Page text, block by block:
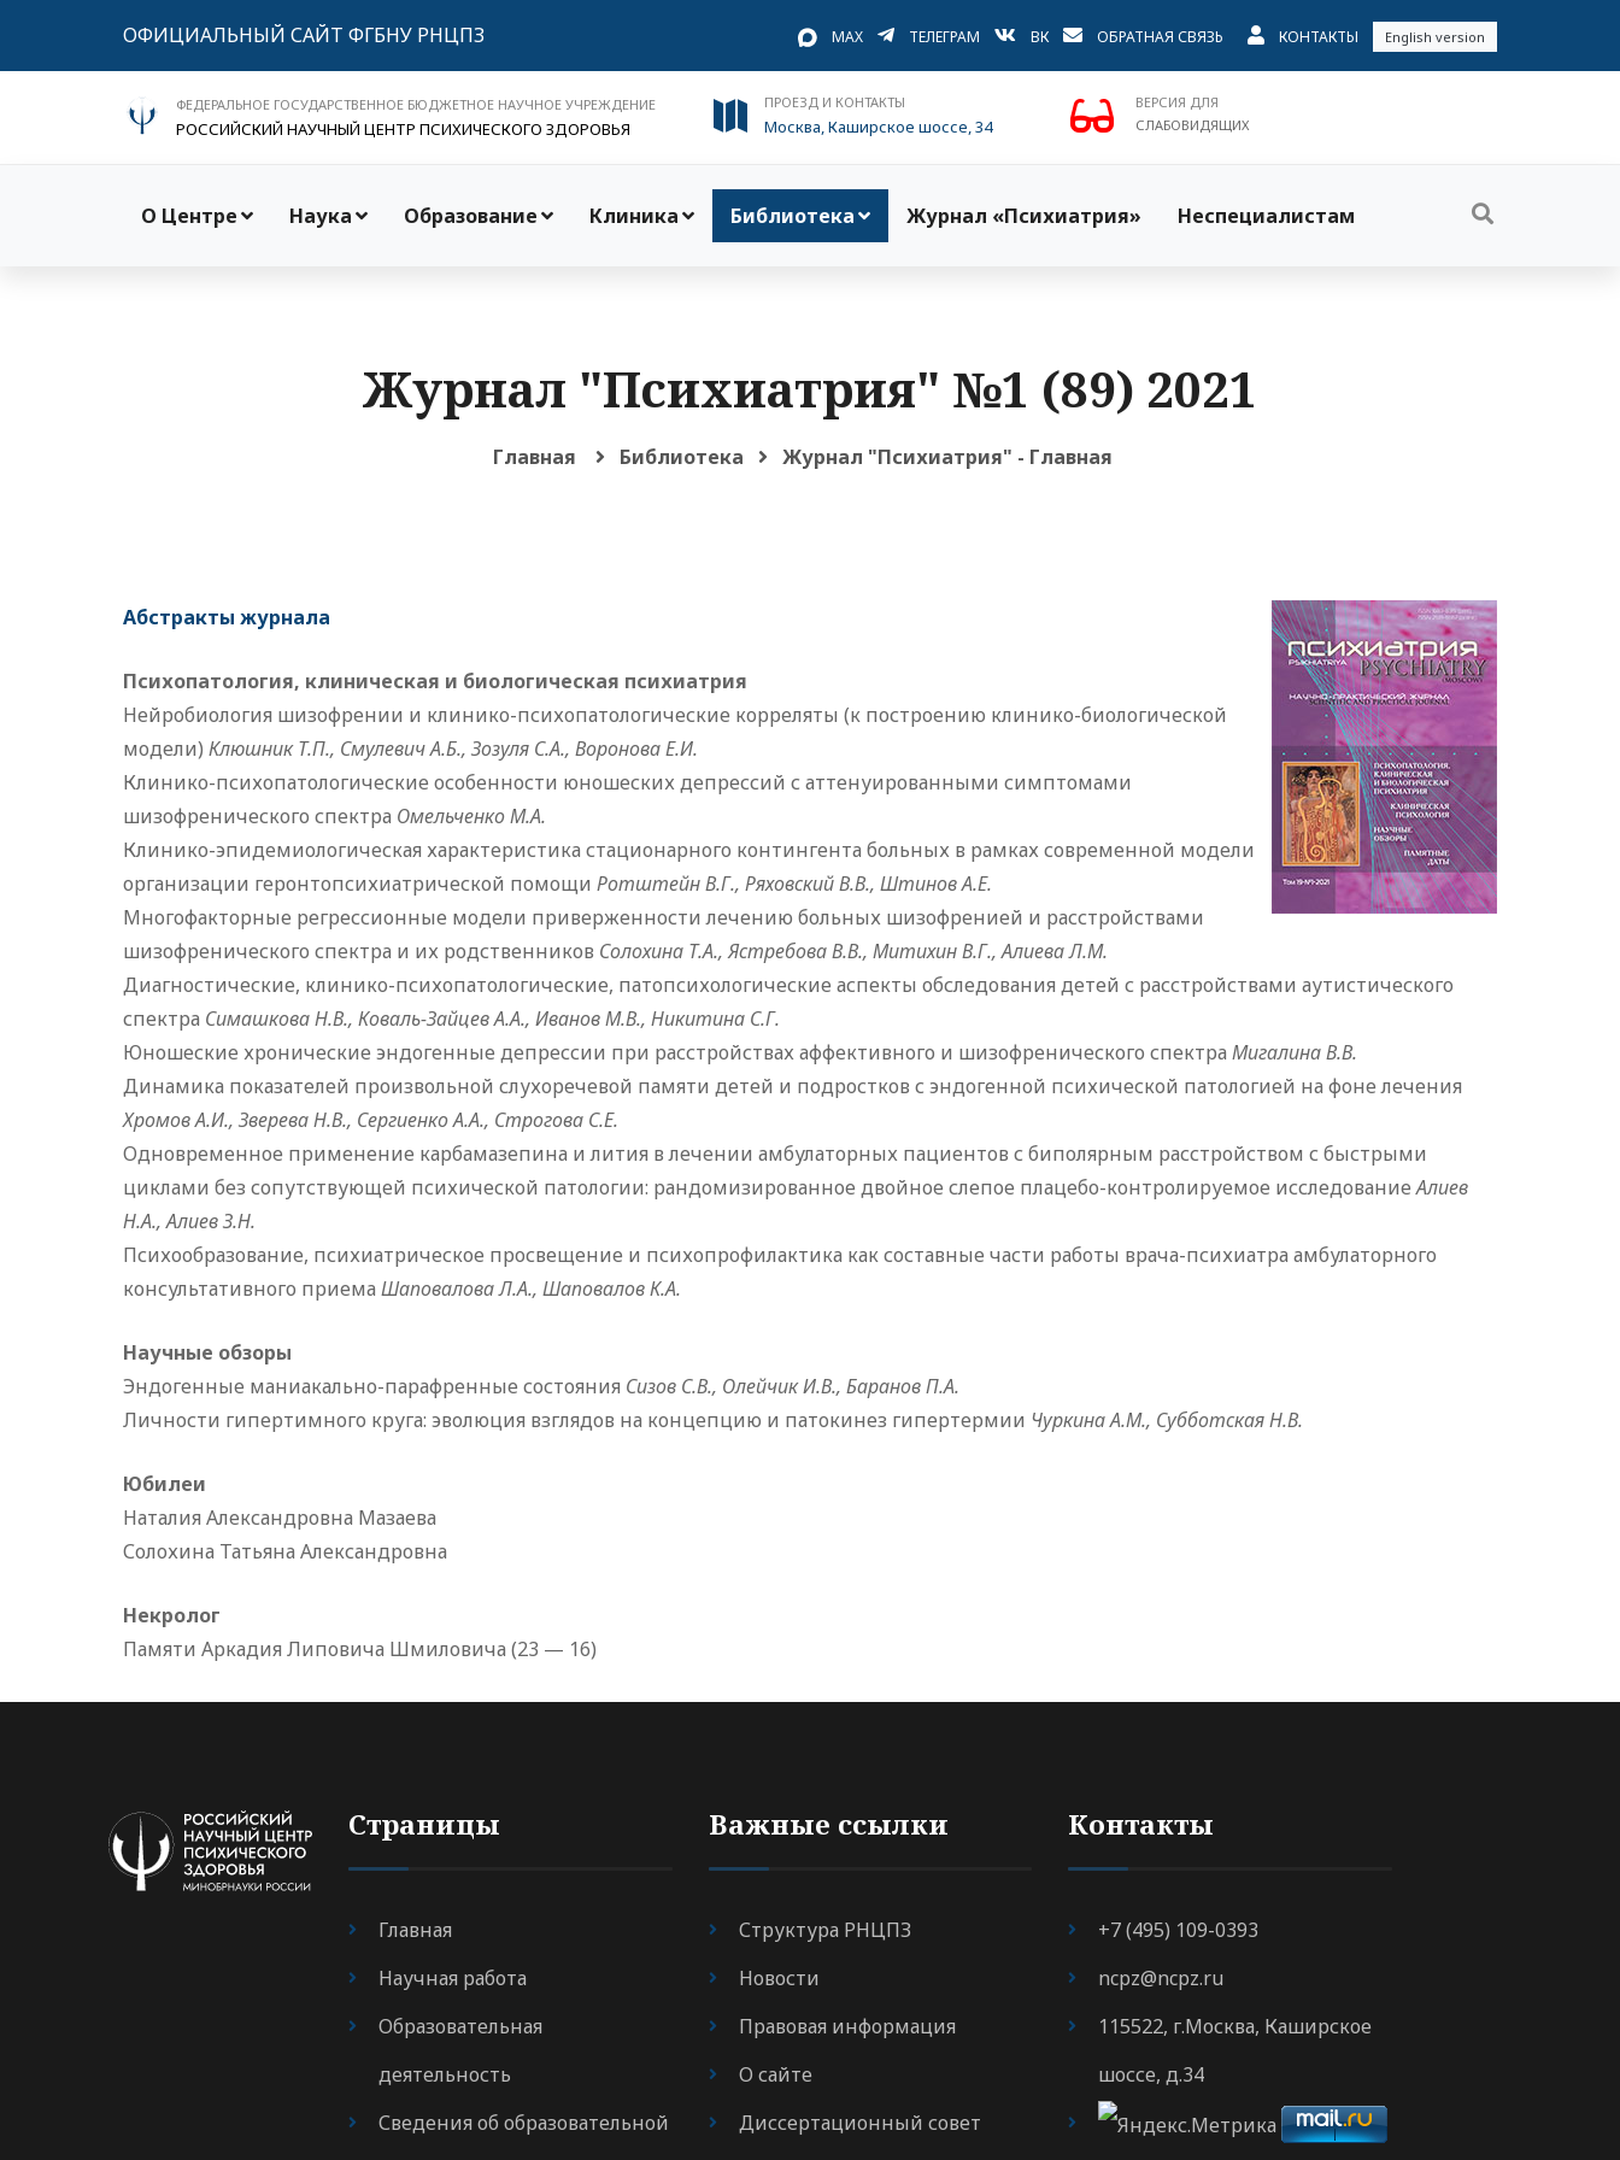
ОФИЦИАЛЬНЫЙ САЙТ ФГБНУ РНЦПЗ MAX ТЕЛЕГРАМ ВК ОБРАТНАЯ СВЯЗЬ КОНТАКТЫ English version
ФЕДЕРАЛЬНОЕ ГОСУДАРСТВЕННОЕ БЮДЖЕТНОЕ НАУЧНОЕ УЧРЕЖДЕНИЕ
РОССИЙСКИЙ НАУЧНЫЙ ЦЕНТР ПСИХИЧЕСКОГО ЗДОРОВЬЯ
ПРОЕЗД И КОНТАКТЫ
Москва, Каширское шоссе, 34
ВЕРСИЯ ДЛЯ
СЛАБОВИДЯЩИХ
О Центре Наука Образование Клиника Библиотека Журнал «Психиатрия» Неспециалистам
Журнал "Психиатрия" №1 (89) 2021
Главная Библиотека Журнал "Психиатрия" - Главная
Абстракты журнала
Психопатология, клиническая и биологическая психиатрия
Нейробиология шизофрении и клинико-психопатологические корреляты (к построению клинико-биологической
модели) Клюшник Т.П., Смулевич А.Б., Зозуля С.А., Воронова Е.И.
Клинико-психопатологические особенности юношеских депрессий с аттенуированными симптомами
шизофренического спектра Омельченко М.А.
Клинико-эпидемиологическая характеристика стационарного контингента больных в рамках современной модели
организации геронтопсихиатрической помощи Ротштейн В.Г., Ряховский В.В., Штинов А.Е.
Многофакторные регрессионные модели приверженности лечению больных шизофренией и расстройствами
шизофренического спектра и их родственников Солохина Т.А., Ястребова В.В., Митихин В.Г., Алиева Л.М.
Диагностические, клинико-психопатологические, патопсихологические аспекты обследования детей с расстройствами аутистического
спектра Симашкова Н.В., Коваль-Зайцев А.А., Иванов М.В., Никитина С.Г.
Юношеские хронические эндогенные депрессии при расстройствах аффективного и шизофренического спектра Мигалина В.В.
Динамика показателей произвольной слухоречевой памяти детей и подростков с эндогенной психической патологией на фоне лечения
Хромов А.И., Зверева Н.В., Сергиенко А.А., Строгова С.Е.
Одновременное применение карбамазепина и лития в лечении амбулаторных пациентов с биполярным расстройством с быстрыми
циклами без сопутствующей психической патологии: рандомизированное двойное слепое плацебо-контролируемое исследованиеАлиев
Н.А., Алиев З.Н.
Психообразование, психиатрическое просвещение и психопрофилактика как составные части работы врача-психиатра амбулаторного
консультативного приема Шаповалова Л.А., Шаповалов К.А.
Научные обзоры
Эндогенные маниакально-парафренные состояния Сизов С.В., Олейчик И.В., Баранов П.А.
Личности гипертимного круга: эволюция взглядов на концепцию и патокинез гипертермии Чуркина А.М., Субботская Н.В.
Юбилеи
Наталия Александровна Мазаева
Солохина Татьяна Александровна
Некролог
Памяти Аркадия Липовича Шмиловича (23 — 16)
Страницы
Главная
Научная работа
Образовательная
деятельность
Сведения об образовательной
Важные ссылки
Структура РНЦПЗ
Новости
Правовая информация
О сайте
Диссертационный совет
Контакты
+7 (495) 109-0393
ncpz@ncpz.ru
115522, г.Москва, Каширское
шоссе, д.34